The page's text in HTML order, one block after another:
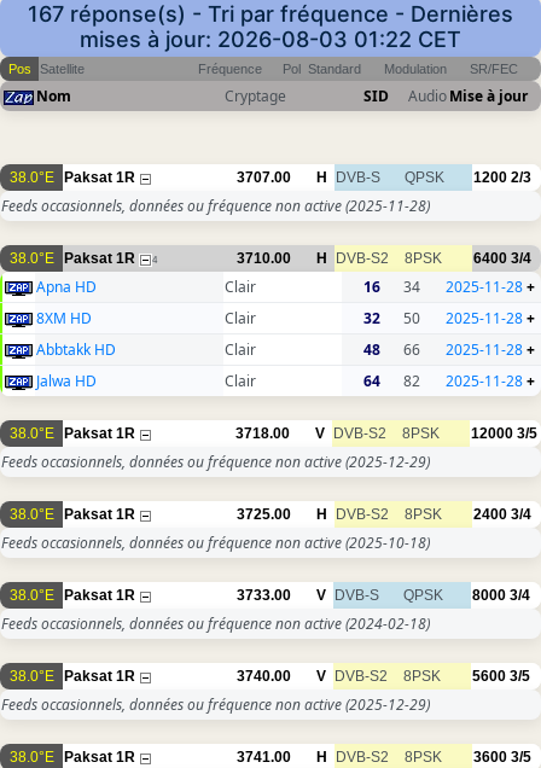
167 réponse(s) - Tri par fréquence - Dernières
mises à jour: 2026-08-03 01:22 CET
Pos Satellite Fréquence Pol Standard Modulation SR/FEC
Nom Cryptage SID AudioMise à jour
38.0°E Paksat 1R 3707.00 H DVB-S QPSK 1200 2/3
Feeds occasionnels, données ou fréquence non active(2025-11-28)
38.0°E Paksat 1R 4 3710.00 H DVB-S2 8PSK 6400 3/4
Apna HD Clair 16 34 2025-11-28+
8XM HD
Clair 32 50 2025-11-28+
Abbtakk HD
Clair 48 66 2025-11-28+
Jalwa HD
Clair 64 82 2025-11-28+
38.0°E Paksat 1R 3718.00 V DVB-S2 8PSK 12000 3/5
Feeds occasionnels, données ou fréquence non active(2025-12-29)
38.0°E Paksat 1R 3725.00 H DVB-S2 8PSK 2400 3/4
Feeds occasionnels, données ou fréquence non active(2025-10-18)
38.0°E Paksat 1R 3733.00 V DVB-S QPSK 8000 3/4
Feeds occasionnels, données ou fréquence non active(2024-02-18)
38.0°E Paksat 1R 3740.00 V DVB-S2 8PSK 5600 3/5
Feeds occasionnels, données ou fréquence non active(2025-12-29)
38.0°E Paksat 1R 3741.00 H DVB-S2 8PSK 3600 3/5